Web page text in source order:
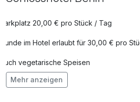
pro Stück
Frühstück aufs Zimmer
pro Person
Parkplatz 20,00 € pro Stück / Tag
Hunde im Hotel erlaubt für 30,00 € pro
Auch vegetarische Speisen
Fitnessgeräte stehen bereit
Mehr anzeigen